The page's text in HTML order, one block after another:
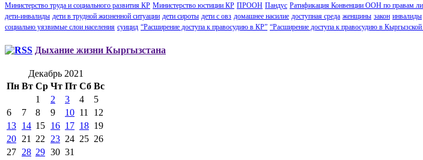
Министерство труда и социального развития КР Министерство юстиции КР ПРООН Пандус Ратификация Конвенции ООН по правам
дети-инвалиды дети в трудной жизненной ситуации дети сироты дети с овз домашнее насилие доступная среда женщины закон инвалиды
социально уязвимые слои населения суицид “Расширение доступа к правосудию в КР” “Расширение доступа к правосудию в Кыргызской
Дыхание жизни Кыргызстана
Декабрь 2021
Пн Вт Ср Чт Пт Сб Вс
1
2 3 4
5
6
7 8 9 10 11
12
13 14 15 16 17 18 19
20 21 22 23 24 25 26
27 28 29 30 31